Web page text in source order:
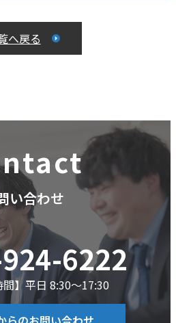
へ戻る
い合わせ
6222
間】平日 8:30～17:30